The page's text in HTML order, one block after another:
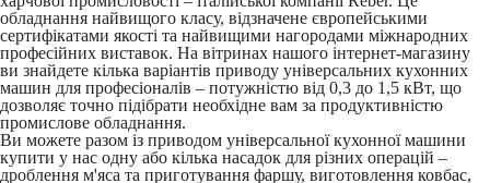
обладнання найвищого класу, відзначене європейськими
сертифікатами якості та найвищими нагородами міжнародних
професійних виставок. На вітринах нашого інтернет-магазину
ви знайдете кілька варіантів приводу універсальних кухонних
машин для професіоналів – потужністю від 0,3 до 1,5 кВт, що
дозволяє точно підібрати необхідне вам за продуктивністю
промислове обладнання.
Ви можете разом із приводом універсальної кухонної машини
купити у нас одну або кілька насадок для різних операцій –
дроблення м'яса та приготування фаршу, виготовлення ковбас,